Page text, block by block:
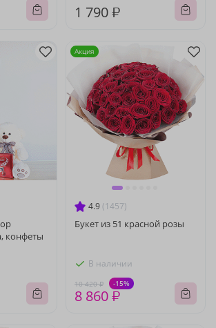
1 790 ₽
конфеты
4.9 (1457)
Букет из 51 красной розы
В наличии
10 420 ₽ -15%
8 860 ₽
Акция